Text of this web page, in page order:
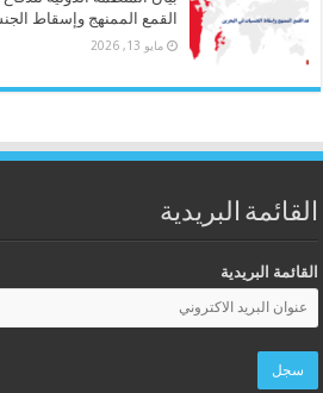
القمع الممنهج وإسقاط
مايو 13, 2026
القائمة البريدية
القائمة البريدية